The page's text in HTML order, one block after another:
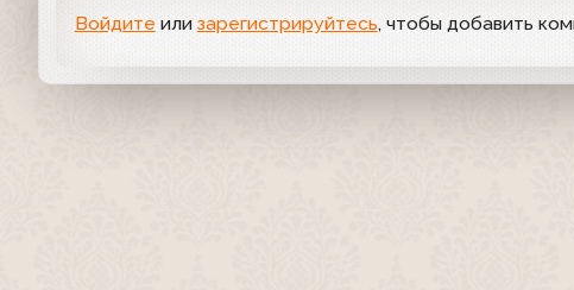
Войдите или зарегистрируйтесь, чтобы добавить